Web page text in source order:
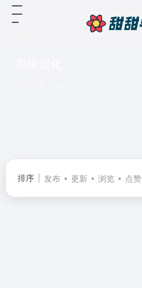
排序 发布 更新 浏览 点赞